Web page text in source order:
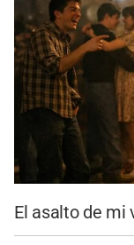
El asalto de mi